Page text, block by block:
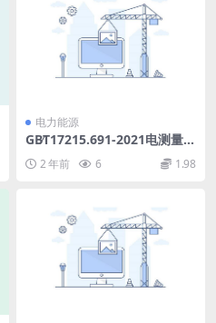
电力能源
GB∕T17215.691-2021电测量数
据交换DLMS∕COSEM组件第91
部分：使用Web服务经COSE
MB)pdf
2 年前 6 1.98